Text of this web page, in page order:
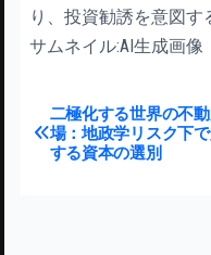
り、投資勧誘を意図す
サムネイル:AI生成画像
投稿ナビ
二極化する世界の不
場：地政学リスク下
する資本の選別